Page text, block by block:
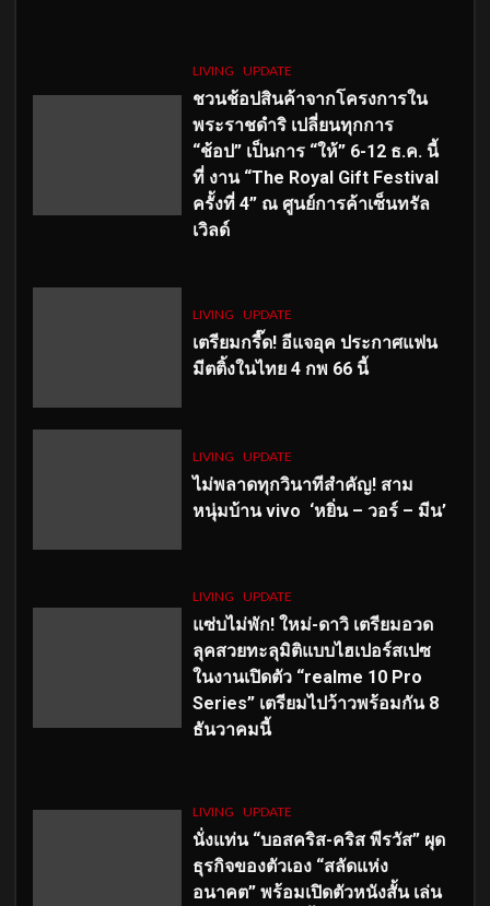
LIVING UPDATE
ชวนช้อปสินค้าจากโครงการใน
พระราชดำริ เปลี่ยนทุกการ
“ช้อป” เป็นการ “ให้” 6-12 ธ.ค. นี้
ที่ งาน “The Royal Gift Festival
ครั้งที่ 4” ณ ศูนย์การค้าเซ็นทรัล
เวิลด์
LIVING UPDATE
เตรียมกรี๊ด! อีแจอุค ประกาศแฟน
มีตติ้งในไทย 4 กพ 66 นี้
LIVING UPDATE
ไม่พลาดทุกวินาทีสำคัญ! สาม
หนุ่มบ้าน vivo ‘หยิ่น – วอร์ – มีน’
LIVING UPDATE
แซ่บไม่พัก! ใหม่-ดาวิ เตรียมอวด
ลุคสวยทะลุมิติแบบไฮเปอร์สเปซ
ในงานเปิดตัว “realme 10 Pro
Series” เตรียมไปว้าวพร้อมกัน 8
ธันวาคมนี้
LIVING UPDATE
นั่งแท่น “บอสคริส-คริส พีรวัส” ผุด
ธุรกิจของตัวเอง “สลัดแห่ง
อนาคต” พร้อมเปิดตัวหนังสั้น เล่น